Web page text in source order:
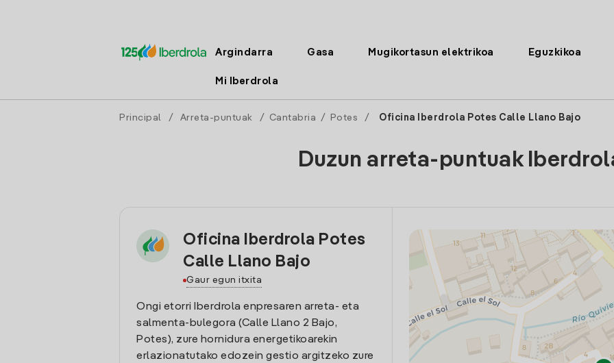
Argindarra Gasa Mugikortasun elektrikoa Eguzkikoa
Mi Iberdrola
Principal / Arreta-puntuak / Cantabria / Potes / Oficina Iberdrola Potes Calle Llano Bajo
Duzun arreta-puntuak
Oficina Iberdrola Potes
Calle Llano Bajo
Gaur egun itxita
Ongi etorri Iberdrola enpresaren arreta- eta
salmenta-bulegora (Calle Llano 2 Bajo,
Potes), zure hornidura energetikoarekin
erlazionatutako edozein gestio argitzeko zure